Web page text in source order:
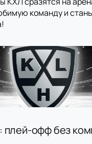
команду и
офф без